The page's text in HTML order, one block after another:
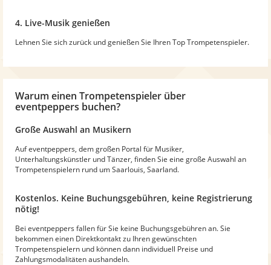
4. Live-Musik genießen
Lehnen Sie sich zurück und genießen Sie Ihren Top Trompetenspieler.
Warum einen Trompetenspieler über
eventpeppers buchen?
Große Auswahl an Musikern
Auf eventpeppers, dem großen Portal für Musiker,
Unterhaltungskünstler und Tänzer, finden Sie eine große Auswahl an
Trompetenspielern rund um Saarlouis, Saarland.
Kostenlos. Keine Buchungsgebühren, keine Registrierung
nötig!
Bei eventpeppers fallen für Sie keine Buchungsgebühren an. Sie
bekommen einen Direktkontakt zu Ihren gewünschten
Trompetenspielern und können dann individuell Preise und
Zahlungsmodalitäten aushandeln.